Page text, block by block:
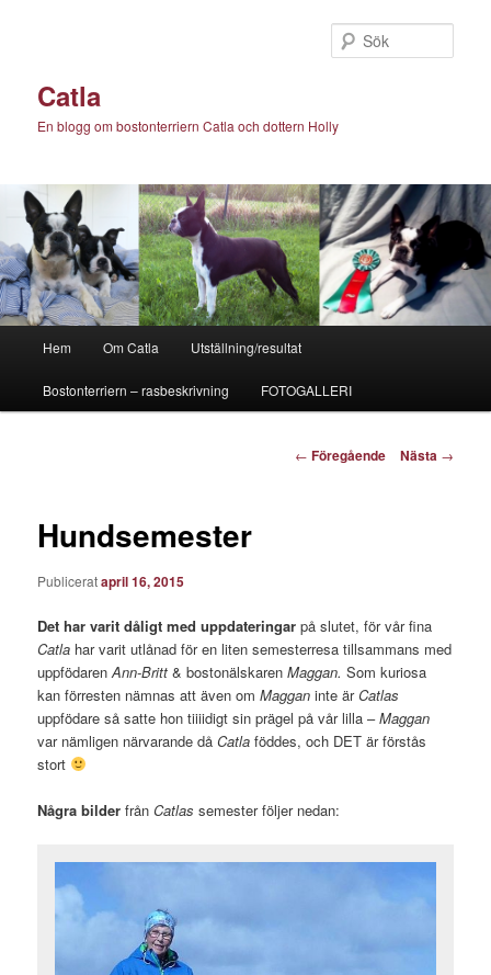
Catla
En blogg om bostonterriern Catla och dottern Holly
Hem Om Catla Utställning/resultat
Bostonterriern – rasbeskrivning FOTOGALLERI
Inläggsnavigering
← Föregående Nästa →
Hundsemester
Publiceratapril 16, 2015
Det har varit dåligt med uppdateringar på slutet, för vår fina
Catla har varit utlånad för en liten semesterresa tillsammans med
uppfödarenAnn-Britt & bostonälskarenMaggan.Som kuriosa
kan förresten nämnas att även omMaggan inte ärCatlas
uppfödare så satte hon tiiiidigt sin prägel på vår lilla –Maggan
var nämligen närvarande dåCatla föddes, och DET är förstås
stort
Några bilder frånCatlas semester följer nedan: